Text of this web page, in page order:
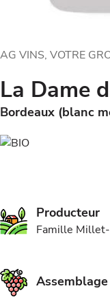
AG VINS, VOTRE
La Dame
Bordeaux (blanc
Producteur
Famille
Assemblage